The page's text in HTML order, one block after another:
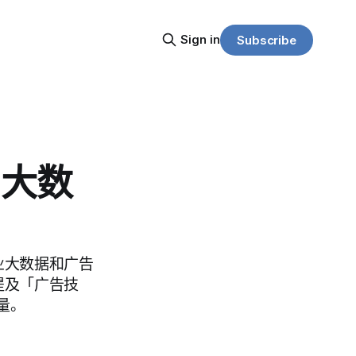
Sign in Subscribe
数
数据和广告
「广告技